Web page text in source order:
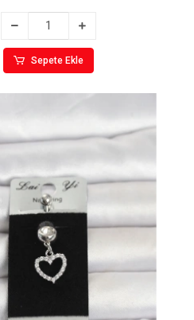
Sepete Ekle